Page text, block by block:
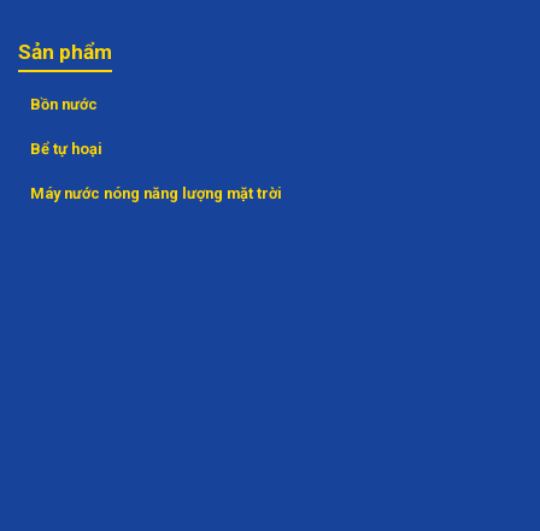
Sản phẩm
Bồn nước
Bể tự hoại
Máy nước nóng năng lượng mặt trời